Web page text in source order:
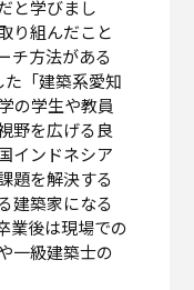
と学びまし
り組んだこと
チ方法がある
「建築系愛知
の学生や教員
野を広げる良
インドネシア
題を解決する
建築家になる
業後は現場での
一級建築士の